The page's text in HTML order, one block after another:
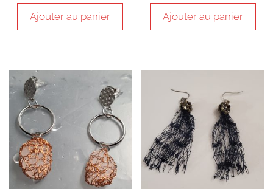
Ajouter au panier Ajouter au panier